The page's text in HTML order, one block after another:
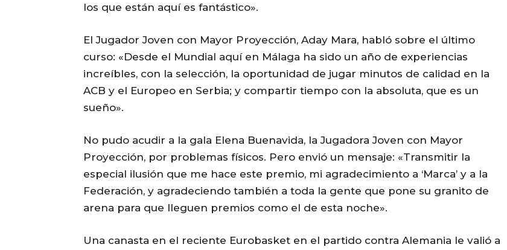
los que están aquí es fantástico».
El Jugador Joven con Mayor Proyección, Aday Mara, habló sobre el último
curso: «Desde el Mundial aquí en Málaga ha sido un año de experiencias
increíbles, con la selección, la oportunidad de jugar minutos de calidad en la
ACB y el Europeo en Serbia; y compartir tiempo con la absoluta, que es un
sueño».
No pudo acudir a la gala Elena Buenavida, la Jugadora Joven con Mayor
Proyección, por problemas físicos. Pero envió un mensaje: «Transmitir la
especial ilusión que me hace este premio, mi agradecimiento a ‘Marca’ y a la
Federación, y agradeciendo también a toda la gente que pone su granito de
arena para que lleguen premios como el de esta noche».
Una canasta en el reciente Eurobasket en el partido contra Alemania le valió a